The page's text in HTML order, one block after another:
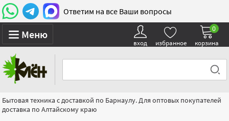
Ответим на все Ваши вопросы
Меню
вход избранное корзина
0
Бытовая техника с доставкой по Барнаулу. Для оптовых покупателей
доставка по Алтайскому краю